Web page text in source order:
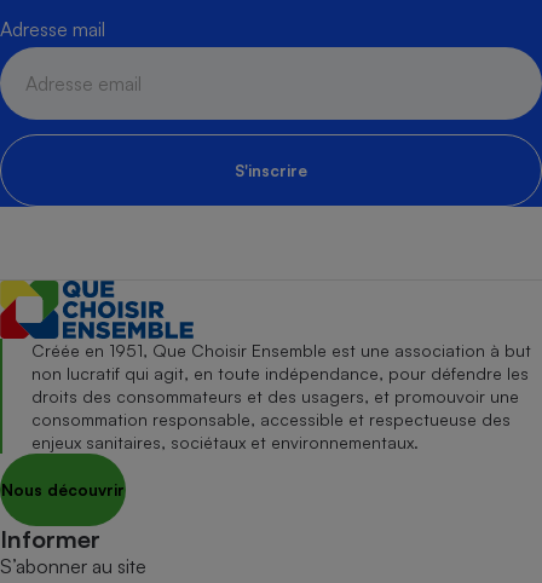
Adresse mail
S'inscrire
Créée en 1951, Que Choisir Ensemble est une association à but
non lucratif qui agit, en toute indépendance, pour défendre les
droits des consommateurs et des usagers, et promouvoir une
consommation responsable, accessible et respectueuse des
enjeux sanitaires, sociétaux et environnementaux.
Nous découvrir
Informer
S’abonner au site